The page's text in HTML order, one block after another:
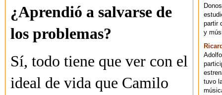
¿Aprendió a salvarse de
los problemas?
Sí, todo tiene que ver con el
ideal de vida que Camilo
partir
y
tuvo